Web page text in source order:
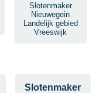
Slotenmaker
Nieuwegein
Landelijk gebied
Vreeswijk
Slotenmaker